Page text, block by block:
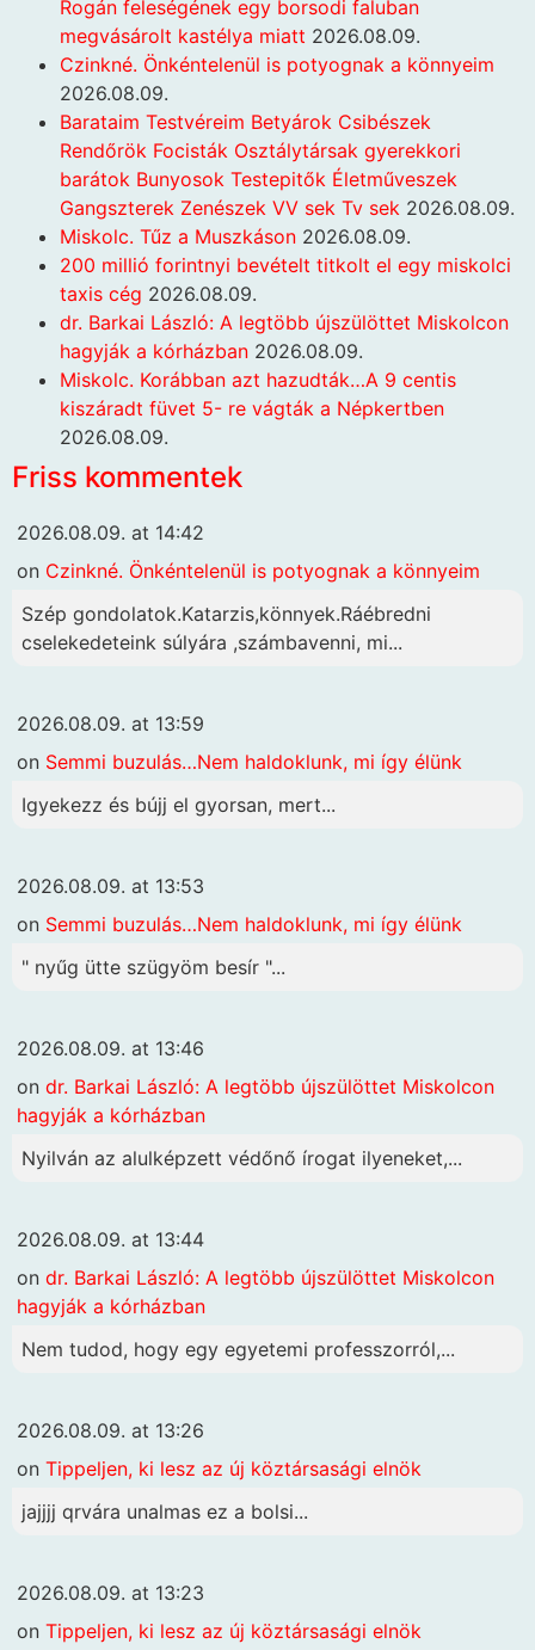
Rogán feleségének egy borsodi faluban
megvásárolt kastélya miatt 2026.08.09.
Czinkné. Önkéntelenül is potyognak a könnyeim
2026.08.09.
Barataim Testvéreim Betyárok Csibészek
Rendőrök Focisták Osztálytársak gyerekkori
barátok Bunyosok Testepitők Életműveszek
Gangszterek Zenészek VV sek Tv sek 2026.08.09.
Miskolc. Tűz a Muszkáson 2026.08.09.
200 millió forintnyi bevételt titkolt el egy miskolci
taxis cég 2026.08.09.
dr. Barkai László: A legtöbb újszülöttet Miskolcon
hagyják a kórházban 2026.08.09.
Miskolc. Korábban azt hazudták…A 9 centis
kiszáradt füvet 5- re vágták a Népkertben
2026.08.09.
Friss kommentek
2026.08.09. at 14:42
on Czinkné. Önkéntelenül is potyognak a könnyeim
Szép gondolatok.Katarzis,könnyek.Ráébredni
cselekedeteink súlyára ,számbavenni, mi...
2026.08.09. at 13:59
on Semmi buzulás…Nem haldoklunk, mi így élünk
Igyekezz és bújj el gyorsan, mert...
2026.08.09. at 13:53
on Semmi buzulás…Nem haldoklunk, mi így élünk
" nyűg ütte szügyöm besír "...
2026.08.09. at 13:46
on dr. Barkai László: A legtöbb újszülöttet Miskolcon
hagyják a kórházban
Nyilván az alulképzett védőnő írogat ilyeneket,...
2026.08.09. at 13:44
on dr. Barkai László: A legtöbb újszülöttet Miskolcon
hagyják a kórházban
Nem tudod, hogy egy egyetemi professzorról,...
2026.08.09. at 13:26
on Tippeljen, ki lesz az új köztársasági elnök
jajjjj qrvára unalmas ez a bolsi...
2026.08.09. at 13:23
on Tippeljen, ki lesz az új köztársasági elnök